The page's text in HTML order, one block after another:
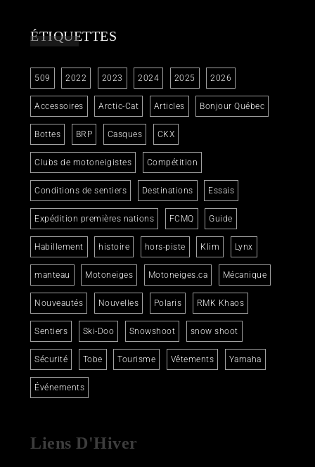
ÉTIQUETTES
509 2022 2023 2024 2025 2026
Accessoires Arctic-Cat Articles Bonjour Québec
Bottes BRP Casques CKX
Clubs de motoneigistes Compétition
Conditions de sentiers Destinations Essais
Expédition premières nations FCMQ Guide
Habillement histoire hors-piste Klim Lynx
manteau Motoneiges Motoneiges.ca Mécanique
Nouveautés Nouvelles Polaris RMK Khaos
Sentiers Ski-Doo Snowshoot snow shoot
Sécurité Tobe Tourisme Vêtements Yamaha
Événements
Liens D'Hiver